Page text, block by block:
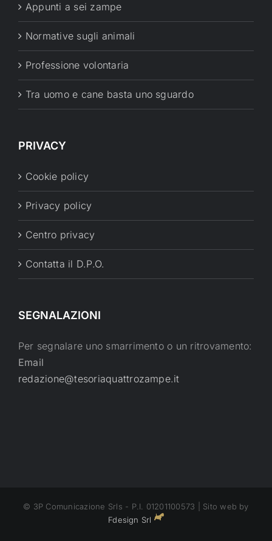
Appunti a sei zampe
Normative sugli animali
Professione volontaria
Tra uomo e cane basta uno sguardo
PRIVACY
Cookie policy
Privacy policy
Centro privacy
Contatta il D.P.O.
SEGNALAZIONI
Per segnalare uno smarrimento o un ritrovamento:
Email
redazione@tesoriaquattrozampe.it
© 3P Comunicazione Srls - P.I. 01201100573 | Sito web by
Fdesign Srl